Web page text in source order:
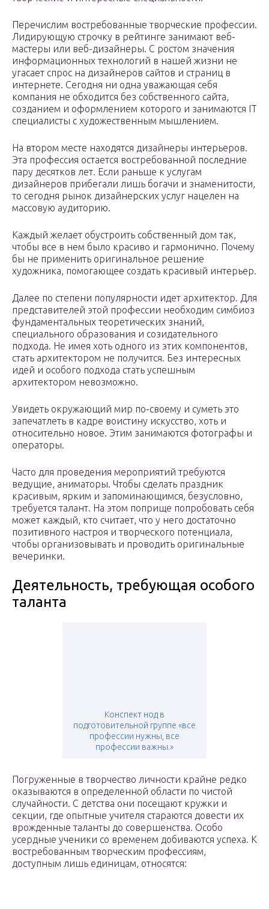
Перечислим востребованные творческие профессии.
Лидирующую строчку в рейтинге занимают веб-
мастеры или веб-дизайнеры. С ростом значения
информационных технологий в нашей жизни не
угасает спрос на дизайнеров сайтов и страниц в
интернете. Сегодня ни одна уважающая себя
компания не обходится без собственного сайта,
созданием и оформлением которого и занимаются IT
специалисты с художественным мышлением.
На втором месте находятся дизайнеры интерьеров.
Эта профессия остается востребованной последние
пару десятков лет. Если раньше к услугам
дизайнеров прибегали лишь богачи и знаменитости,
то сегодня рынок дизайнерских услуг нацелен на
массовую аудиторию.
Каждый желает обустроить собственный дом так,
чтобы все в нем было красиво и гармонично. Почему
бы не применить оригинальное решение
художника, помогающее создать красивый интерьер.
Далее по степени популярности идет архитектор. Для
представителей этой профессии необходим симбиоз
фундаментальных теоретических знаний,
специального образования и созидательного
подхода. Не имея хоть одного из этих компонентов,
стать архитектором не получится. Без интересных
идей и особого подхода стать успешным
архитектором невозможно.
Увидеть окружающий мир по-своему и суметь это
запечатлеть в кадре воистину искусство, хоть и
относительно новое. Этим занимаются фотографы и
операторы.
Часто для проведения мероприятий требуются
ведущие, аниматоры. Чтобы сделать праздник
красивым, ярким и запоминающимся, безусловно,
требуется талант. На этом поприще попробовать себя
может каждый, кто считает, что у него достаточно
позитивного настроя и творческого потенциала,
чтобы организовывать и проводить оригинальные
вечеринки.
Деятельность, требующая особого
таланта
Конспект нод в
подготовительной группе «все
профессии нужны, все
профессии важны.»
Погруженные в творчество личности крайне редко
оказываются в определенной области по чистой
случайности. С детства они посещают кружки и
секции, где опытные учителя стараются довести их
врожденные таланты до совершенства. Особо
усердные ученики со временем добиваются успеха. К
востребованным творческим профессиям,
доступным лишь единицам, относятся: